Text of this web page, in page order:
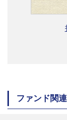
ファンド関